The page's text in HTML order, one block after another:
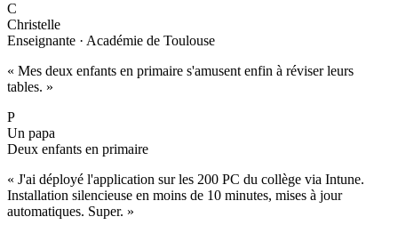
C
Christelle
Enseignante · Académie de Toulouse
« Mes deux enfants en primaire s'amusent enfin à réviser leurs
tables. »
P
Un papa
Deux enfants en primaire
« J'ai déployé l'application sur les 200 PC du collège via Intune.
Installation silencieuse en moins de 10 minutes, mises à jour
automatiques. Super. »